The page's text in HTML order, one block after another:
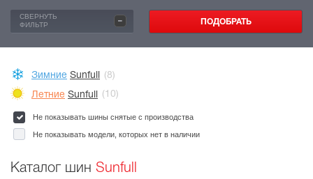
СВЕРНУТЬ
ФИЛЬТР
-
Зимние Sunfull (8)
Летние Sunfull (10)
Не показывать шины снятые с производства
Не показывать модели, которых нет в наличии
Каталог шин Sunfull